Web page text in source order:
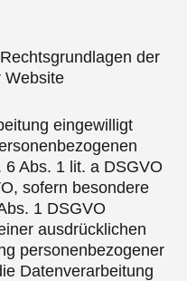
der
Website
eingewilligt
Abs. 1 lit. a DSGVO
sofern besondere
1 DSGVO
ausdrücklichen
personenbezogener
Datenverarbeitung